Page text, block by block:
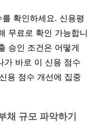
확인하세요. 신용평
무료로 확인 가능합니
승인 조건은 어떻게
가 바로 이 신용 점수
용 점수 개선에 집중
채 규모 파악하기